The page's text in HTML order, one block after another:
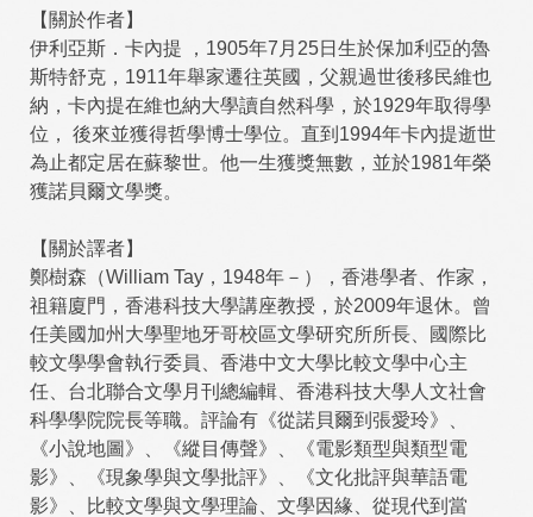
【關於作者】
伊利亞斯．卡內提 ，1905年7月25日生於保加利亞的魯
斯特舒克，1911年舉家遷往英國，父親過世後移民維也
納，卡內提在維也納大學讀自然科學，於1929年取得學
位， 後來並獲得哲學博士學位。直到1994年卡內提逝世
為止都定居在蘇黎世。他一生獲獎無數，並於1981年榮
獲諾貝爾文學獎。
【關於譯者】
鄭樹森（William Tay，1948年－），香港學者、作家，
祖籍廈門，香港科技大學講座教授，於2009年退休。曾
任美國加州大學聖地牙哥校區文學研究所所長、國際比
較文學學會執行委員、香港中文大學比較文學中心主
任、台北聯合文學月刊總編輯、香港科技大學人文社會
科學學院院長等職。評論有《從諾貝爾到張愛玲》、
《小說地圖》、《縱目傳聲》、《電影類型與類型電
影》、《現象學與文學批評》、《文化批評與華語電
影》、比較文學與文學理論、文學因緣、從現代到當